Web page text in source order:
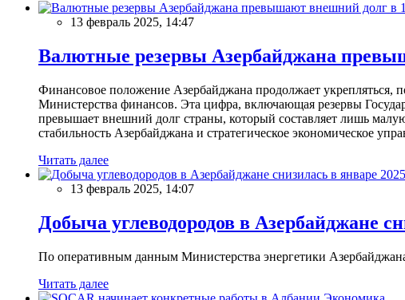
13 февраль 2025, 14:47
Валютные резервы Азербайджана
Финансовое положение Азербайджана продолжает укрепляться,
Министерства финансов. Эта цифра, включающая резервы
превышает внешний долг страны, который составляет лишь
стабильность Азербайджана и стратегическое экономическое
Читать далее
13 февраль 2025, 14:07
Добыча углеводородов в Азербайджане
По оперативным данным Министерства энергетики
Читать далее